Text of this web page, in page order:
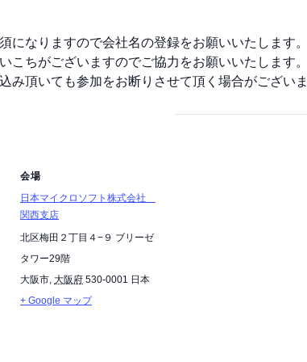
になりますので会社名の登録をお願いいたします。
こちがございますのでご協力をお願いいたします。
み頂いても参加をお断りさせて頂く場合がございま
会場
日本マイクロソフト株式会社
関西支店
北区梅田２丁目４−９ ブリーゼ
タワー29階
大阪市 大阪府 530-0001 日本
+ Google マップ